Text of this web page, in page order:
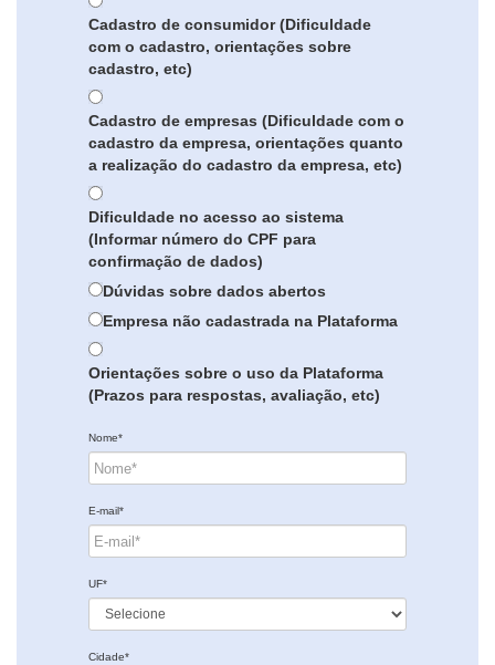
Cadastro de consumidor (Dificuldade
com o cadastro, orientações sobre
cadastro, etc)
Cadastro de empresas (Dificuldade com o
cadastro da empresa, orientações quanto
a realização do cadastro da empresa, etc)
Dificuldade no acesso ao sistema
(Informar número do CPF para
confirmação de dados)
Dúvidas sobre dados abertos
Empresa não cadastrada na Plataforma
Orientações sobre o uso da Plataforma
(Prazos para respostas, avaliação, etc)
Nome*
E-mail*
UF*
Cidade*